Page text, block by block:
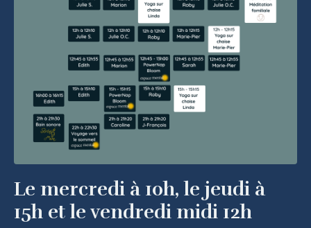
Le mercredi à 10h, le jeudi à
15h et le vendredi midi 12h